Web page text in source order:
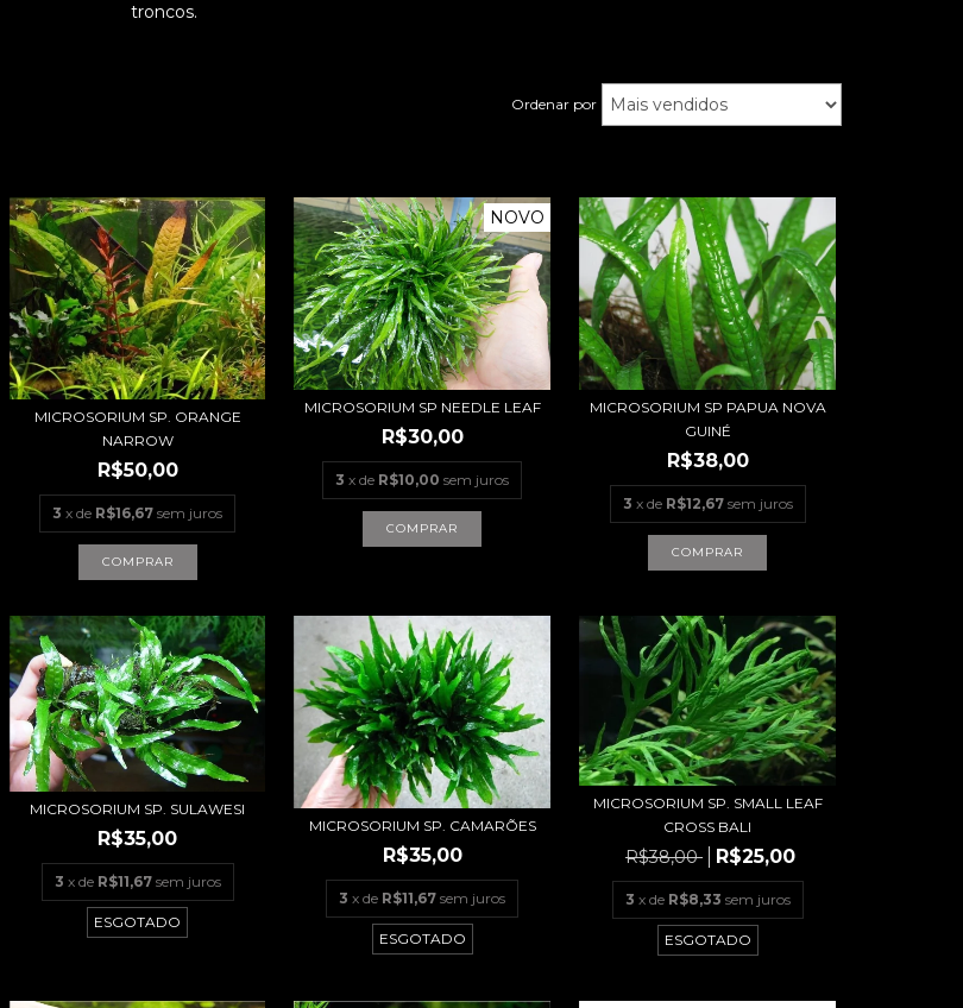
troncos.
Ordenar por
MICROSORIUM SP. ORANGE
NARROW
R$50,00
3 x de R$16,67 sem juros
NOVO
MICROSORIUM SP NEEDLE LEAF
R$30,00
3 x de R$10,00 sem juros
MICROSORIUM SP PAPUA NOVA
GUINÉ
R$38,00
3 x de R$12,67 sem juros
MICROSORIUM SP. SULAWESI
R$35,00
3 x de R$11,67 sem juros
ESGOTADO
MICROSORIUM SP. CAMARÕES
R$35,00
3 x de R$11,67 sem juros
ESGOTADO
MICROSORIUM SP. SMALL LEAF
CROSS BALI
R$38,00 R$25,00
3 x de R$8,33 sem juros
ESGOTADO